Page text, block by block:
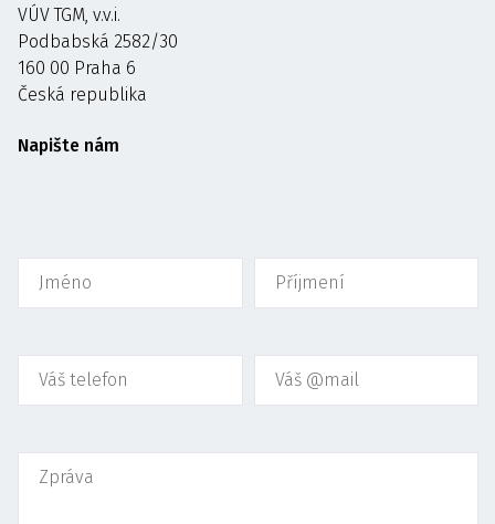
VÚV TGM, v.v.i.
Podbabská 2582/30
160 00 Praha 6
Česká republika
Napište nám